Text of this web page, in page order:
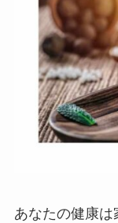
あなたの健康